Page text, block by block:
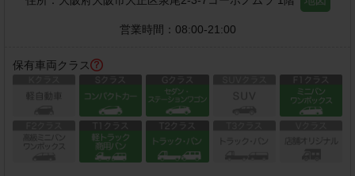
営業時間： 08:00-21:00
保有車両クラス